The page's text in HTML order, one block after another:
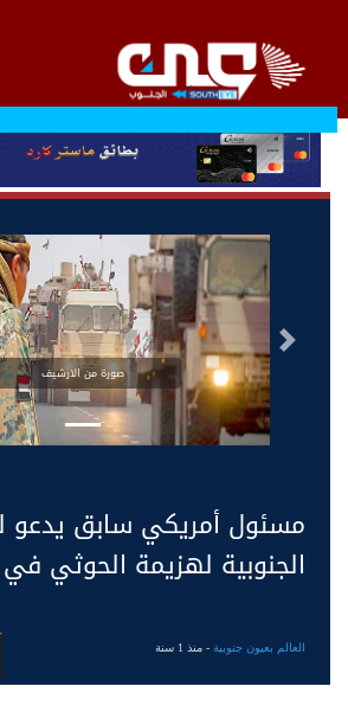
صورة من الارشيف
السابق
مسئول أمريكي سابق يدعو
الجنوبية لهزيمة الحوثي
العالم بعيون جنوبية- منذ 1 سنة